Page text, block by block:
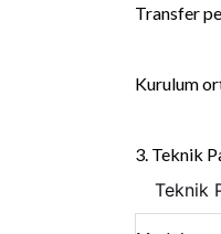
Transfer
Kurulum
3. Teknik
Teknik